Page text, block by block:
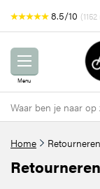
8.5/10
Menu
Home Retourneren
Retourneren